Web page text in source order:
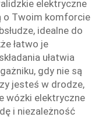
elektryczne
o Twoim komforcie
idealne do
łatwo je
ułatwia
gdy nie są
jesteś w drodze,
wózki elektryczne
i niezależność